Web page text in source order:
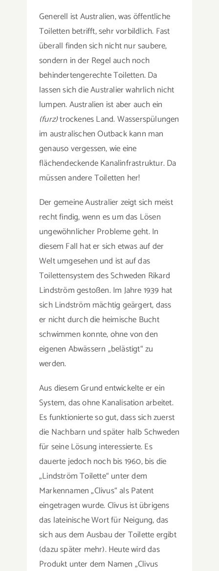
Generell ist Australien, was öffentliche
Toiletten betrifft, sehr vorbildlich. Fast
überall finden sich nicht nur saubere,
sondern in der Regel auch noch
behindertengerechte Toiletten. Da
lassen sich die Australier wahrlich nicht
lumpen. Australien ist aber auch ein
(furz)trockenes Land. Wasserspülungen
im australischen Outback kann man
genauso vergessen, wie eine
flächendeckende Kanalinfrastruktur. Da
müssen andere Toiletten her!
Der gemeine Australier zeigt sich meist
recht findig, wenn es um das Lösen
ungewöhnlicher Probleme geht. In
diesem Fall hat er sich etwas auf der
Welt umgesehen und ist auf das
Toilettensystem des Schweden Rikard
Lindström gestoßen. Im Jahre 1939 hat
sich Lindström mächtig geärgert, dass
er nicht durch die heimische Bucht
schwimmen konnte, ohne von den
eigenen Abwässern „belästigt“ zu
werden.
Aus diesem Grund entwickelte er ein
System, das ohne Kanalisation arbeitet.
Es funktionierte so gut, dass sich zuerst
die Nachbarn und später halb Schweden
für seine Lösung interessierte. Es
dauerte jedoch noch bis 1960, bis die
„Lindström Toilette“ unter dem
Markennamen „Clivus“ als Patent
eingetragen wurde. Clivus ist übrigens
das lateinische Wort für Neigung, das
sich aus dem Ausbau der Toilette ergibt
(dazu später mehr). Heute wird das
Produkt unter dem Namen „Clivus